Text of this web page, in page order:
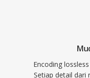
Encoding
Setiap detail dari